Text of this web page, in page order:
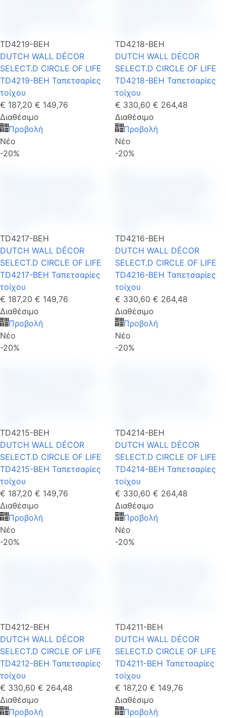
TD4219-BEH
DUTCH WALL DÉCOR
SELECT.D CIRCLE OF LIFE
TD4219-BEH Ταπετσαρίες
τοίχου
€ 187,20 € 149,76
Διαθέσιμο
Προβολή
Νέο
-20%
TD4218-BEH
DUTCH WALL DÉCOR
SELECT.D CIRCLE OF LIFE
TD4218-BEH Ταπετσαρίες
τοίχου
€ 330,60 € 264,48
Διαθέσιμο
Προβολή
Νέο
-20%
TD4217-BEH
DUTCH WALL DÉCOR
SELECT.D CIRCLE OF LIFE
TD4217-BEH Ταπετσαρίες
τοίχου
€ 187,20 € 149,76
Διαθέσιμο
Προβολή
Νέο
-20%
TD4216-BEH
DUTCH WALL DÉCOR
SELECT.D CIRCLE OF LIFE
TD4216-BEH Ταπετσαρίες
τοίχου
€ 330,60 € 264,48
Διαθέσιμο
Προβολή
Νέο
-20%
TD4215-BEH
DUTCH WALL DÉCOR
SELECT.D CIRCLE OF LIFE
TD4215-BEH Ταπετσαρίες
τοίχου
€ 187,20 € 149,76
Διαθέσιμο
Προβολή
Νέο
-20%
TD4214-BEH
DUTCH WALL DÉCOR
SELECT.D CIRCLE OF LIFE
TD4214-BEH Ταπετσαρίες
τοίχου
€ 330,60 € 264,48
Διαθέσιμο
Προβολή
Νέο
-20%
TD4212-BEH
DUTCH WALL DÉCOR
SELECT.D CIRCLE OF LIFE
TD4212-BEH Ταπετσαρίες
τοίχου
€ 330,60 € 264,48
Διαθέσιμο
Προβολή
TD4211-BEH
DUTCH WALL DÉCOR
SELECT.D CIRCLE OF LIFE
TD4211-BEH Ταπετσαρίες
τοίχου
€ 187,20 € 149,76
Διαθέσιμο
Προβολή